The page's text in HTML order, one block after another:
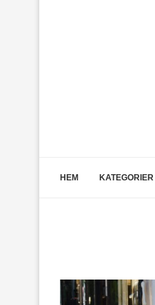
HEM KATEGORIER